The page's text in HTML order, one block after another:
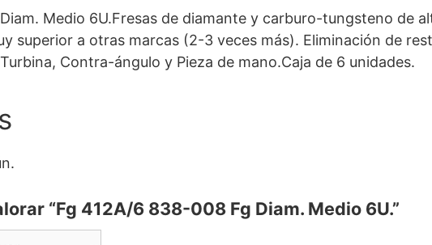
Medio 6U.Fresas de diamante y carburo-tungsteno de
superior a otras marcas (2-3 veces más). Eliminación de
Contra-ángulo y Pieza de mano.Caja de 6 unidades.
“Fg 412A/6 838-008 Fg Diam. Medio 6U.”